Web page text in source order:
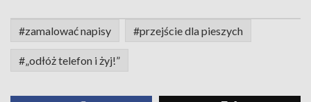
#zamalować napisy #przejście dla pieszych
#„odłóż telefon i żyj!”